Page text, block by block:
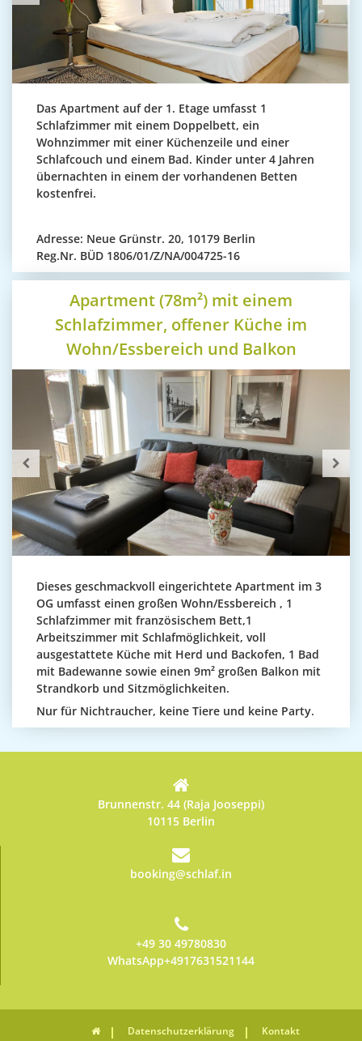
Das Apartment auf der 1. Etage umfasst 1
Schlafzimmer mit einem Doppelbett, ein
Wohnzimmer mit einer Küchenzeile und einer
Schlafcouch und einem Bad. Kinder unter 4 Jahren
übernachten in einem der vorhandenen Betten
kostenfrei.
Adresse: Neue Grünstr. 20, 10179 Berlin
Reg.Nr. BÜD 1806/01/Z/NA/004725-16
Apartment (78m²) mit einem
Schlafzimmer, offener Küche im
Wohn/Essbereich und Balkon
Dieses geschmackvoll eingerichtete Apartment im 3
OG umfasst einen großen Wohn/Essbereich , 1
Schlafzimmer mit französischem Bett,1
Arbeitszimmer mit Schlafmöglichkeit, voll
ausgestattete Küche mit Herd und Backofen, 1 Bad
mit Badewanne sowie einen 9m² großen Balkon mit
Strandkorb und Sitzmöglichkeiten.
Nur für Nichtraucher, keine Tiere und keine Party.
Brunnenstr. 44 (Raja Jooseppi)
10115 Berlin
booking@schlaf.in
+49 30 49780830
WhatsApp+4917631521144
Datenschutzerklärung Kontakt